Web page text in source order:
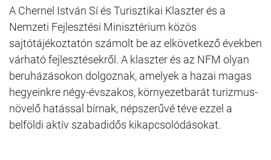
A Chernel István Sí és Turisztikai Klaszter és a
Nemzeti Fejlesztési Minisztérium közös
sajtótájékoztatón számolt be az elkövetkező években
várható fejlesztésekről. A klaszter és az NFM olyan
beruházásokon dolgoznak, amelyek a hazai magas
hegyeinkre négy-évszakos, környezetbarát turizmus-
növelő hatással bírnak, népszerűvé téve ezzel a
belföldi aktív szabadidős kikapcsolódásokat.